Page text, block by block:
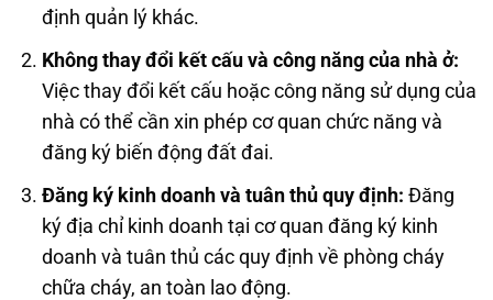
định quản lý khác.
Không thay đổi kết cấu và công năng của nhà ở:
Việc thay đổi kết cấu hoặc công năng sử dụng của
nhà có thể cần xin phép cơ quan chức năng và
đăng ký biến động đất đai.
Đăng ký kinh doanh và tuân thủ quy định: Đăng
ký địa chỉ kinh doanh tại cơ quan đăng ký kinh
doanh và tuân thủ các quy định về phòng cháy
chữa cháy, an toàn lao động.